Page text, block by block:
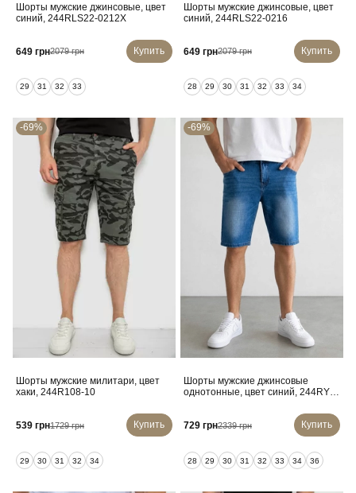
Шорты мужские джинсовые, цвет
синий, 244RLS22-0212X
649 грн2079 грн Купить
29 31 32 33
Шорты мужские джинсовые, цвет
синий, 244RLS22-0216
649 грн2079 грн Купить
28 29 30 31 32 33 34
-69%
Шорты мужские милитари, цвет
хаки, 244R108-10
539 грн1729 грн Купить
29 30 31 32 34
-69%
Шорты мужские джинсовые
однотонные, цвет синий, 244RY-
729 грн2339 грн Купить
28 29 30 31 32 33 34 36